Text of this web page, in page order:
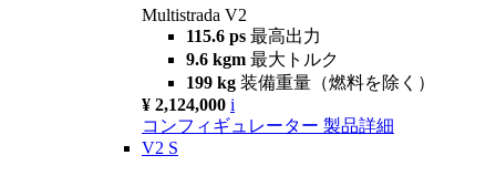
Multistrada V2
115.6 ps 最高出力
9.6 kgm 最大トルク
199 kg 装備重量（燃料を除く）
¥ 2,124,000 i
コンフィギュレーター 製品詳細
V2 S